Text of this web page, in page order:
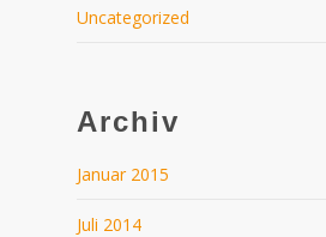
Uncategorized
Archiv
Januar 2015
Juli 2014